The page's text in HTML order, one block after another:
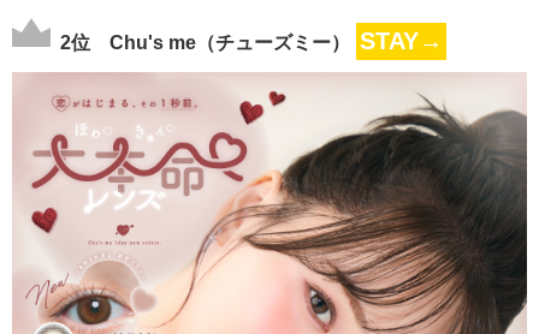
2位 Chu's me（チューズミー） STAY→